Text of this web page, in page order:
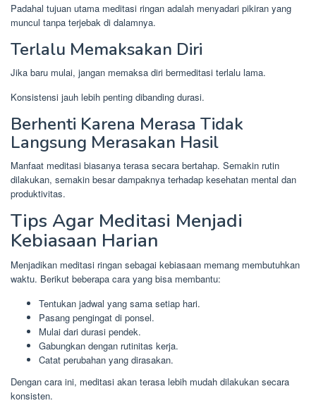
Padahal tujuan utama meditasi ringan adalah menyadari pikiran yang
muncul tanpa terjebak di dalamnya.
Terlalu Memaksakan Diri
Jika baru mulai, jangan memaksa diri bermeditasi terlalu lama.
Konsistensi jauh lebih penting dibanding durasi.
Berhenti Karena Merasa Tidak
Langsung Merasakan Hasil
Manfaat meditasi biasanya terasa secara bertahap. Semakin rutin
dilakukan, semakin besar dampaknya terhadap kesehatan mental dan
produktivitas.
Tips Agar Meditasi Menjadi
Kebiasaan Harian
Menjadikan meditasi ringan sebagai kebiasaan memang membutuhkan
waktu. Berikut beberapa cara yang bisa membantu:
Tentukan jadwal yang sama setiap hari.
Pasang pengingat di ponsel.
Mulai dari durasi pendek.
Gabungkan dengan rutinitas kerja.
Catat perubahan yang dirasakan.
Dengan cara ini, meditasi akan terasa lebih mudah dilakukan secara
konsisten.